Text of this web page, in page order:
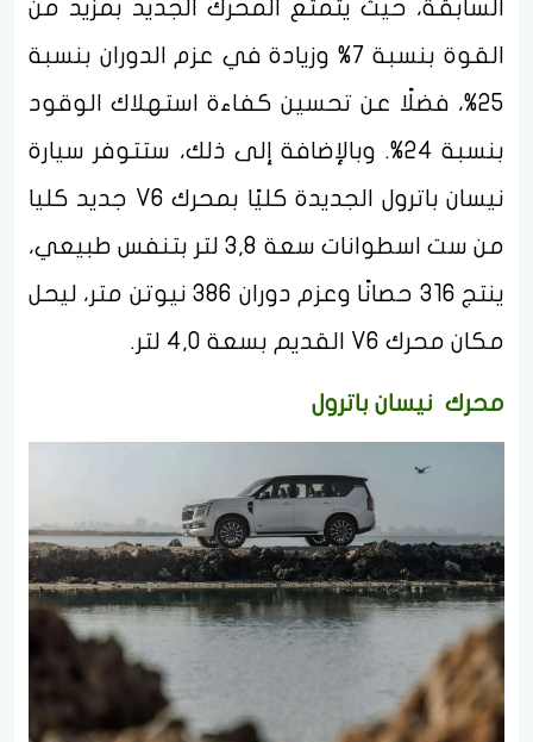
السابقة، حيث يتمتع المحرك الجديد بمزيد من
القوة بنسبة 7% وزيادة في عزم الدوران بنسبة
25%، فضلًا عن تحسين كفاءة استهلاك الوقود
بنسبة 24%. وبالإضافة إلى ذلك، ستتوفر سيارة
نيسان باترول الجديدة كليًا بمحرك V6 جديد كليا
من ست اسطوانات سعة 3,8 لتر بتنفس طبيعي،
ينتج 316 حصانًا وعزم دوران 386 نيوتن متر، ليحل
مكان محرك V6 القديم بسعة 4,0 لتر.
محرك نيسان باترول